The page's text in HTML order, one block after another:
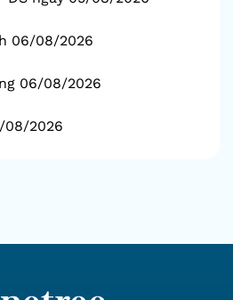
06/08/2026
06/08/2026
08/2026